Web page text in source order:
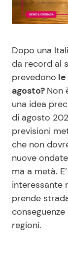
Casa
Moda e Style
Mondo
News
Salute
Viaggi e
Festività
Dopo una
da record al
prevedono
agosto? Non
una idea
di agosto
previsioni
che non
nuove
ma a metà.
interessante
prende
regioni.